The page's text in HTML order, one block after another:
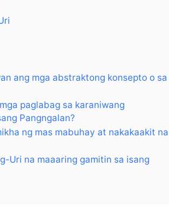
ang mga abstraktong konsepto o sa
paglabag sa karaniwang
Pangngalan?
ng mas mabuhay at nakakaakit na
Uri na maaaring gamitin sa isang